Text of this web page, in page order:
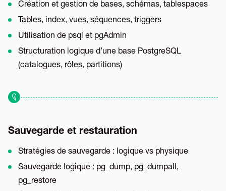
Création et gestion de bases, schémas, tablespaces
Tables, index, vues, séquences, triggers
Utilisation de psql et pgAdmin
Structuration logique d’une base PostgreSQL
(catalogues, rôles, partitions)
Sauvegarde et restauration
Stratégies de sauvegarde : logique vs physique
Sauvegarde logique : pg_dump, pg_dumpall,
pg_restore